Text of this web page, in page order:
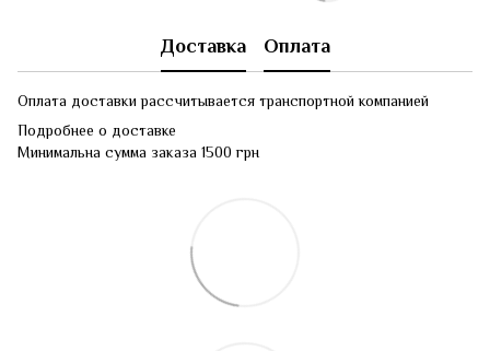
Доставка Оплата
Оплата доставки рассчитывается транспортной компанией
Подробнее о доставке
Минимальна сумма заказа 1500 грн